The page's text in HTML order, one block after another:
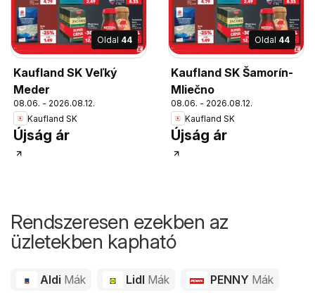
Oldal 44
Kaufland SK Veľký
Meder
08.06. - 2026.08.12.
Kaufland SK
Újság ár
Oldal 44
Kaufland SK Šamorín-
Mliečno
08.06. - 2026.08.12.
Kaufland SK
Újság ár
Rendszeresen ezekben az
üzletekben kapható
Aldi Mák Lidl Mák PENNY Mák